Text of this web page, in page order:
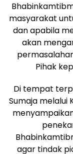
masyarakat
dan apabila
akan
Pihak
Di tempat
Sumaja melalui
agar tindak